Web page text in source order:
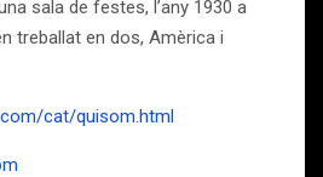
sala de festes, l’any 1930 a
treballat en dos, Amèrica i
cat/quisom.html